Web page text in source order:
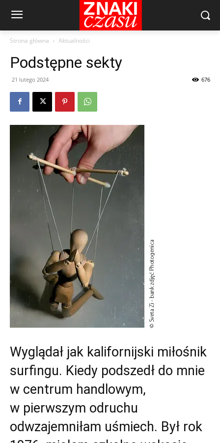
Strona główna Aktualności
Podstępne sekty
21 lutego 2024 676
Wyglądał jak kalifornijski miłośnik
surfingu. Kiedy podszedł do mnie
w centrum handlowym,
w pierwszym odruchu
odwzajemniłam uśmiech. Był rok